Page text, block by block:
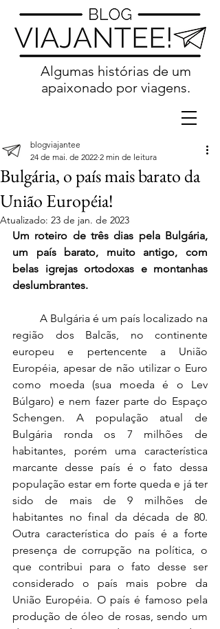
Algumas histórias de um
apaixonado por viagens.
Bulgária, o país mais barato da
União Européia!
blogviajantee
24 de mai. de 2022 2 min de leitura
Atualizado: 23 de jan. de 2023
Um roteiro de três dias pela Bulgária,
um país barato, muito antigo, com
belas igrejas ortodoxas e montanhas
deslumbrantes.
A Bulgária é um país localizado na
região dos Balcãs, no continente
europeu e pertencente a União
Européia, apesar de não utilizar o Euro
como moeda (sua moeda é o Lev
Búlgaro) e nem fazer parte do Espaço
Schengen. A população atual de
Bulgária ronda os 7 milhões de
habitantes, porém uma característica
marcante desse país é o fato dessa
população estar em forte queda e já ter
sido de mais de 9 milhões de
habitantes no final da década de 80.
Outra característica do país é a forte
presença de corrupção na política, o
que contribui para o fato desse ser
considerado o país mais pobre da
União Européia. O país é famoso pela
produção de óleo de rosas, sendo um